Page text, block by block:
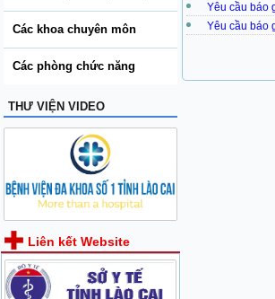
Các khoa chuyên môn
Các phòng chức năng
THƯ VIỆN VIDEO
Liên kết Website
Yêu cầu báo
Yêu cầu báo